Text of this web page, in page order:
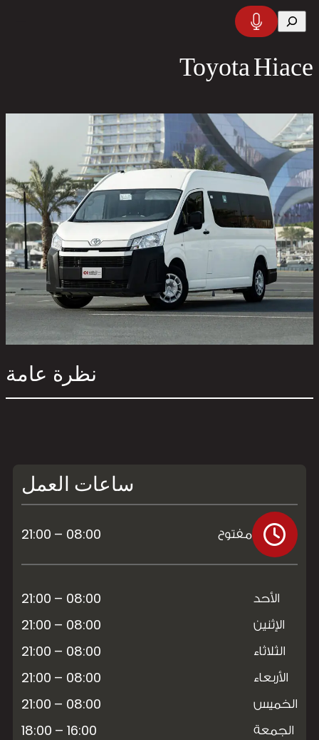
تخطى
إلى
البحث
Toyota Hiace
نظرة عامة
ساعات العمل
مفتوح 08:00 – 21:00
الأحد
الإثنين
الثلاثاء
الأربعاء
الخميس
الجمعة
08:00 – 21:00
08:00 – 21:00
08:00 – 21:00
08:00 – 21:00
08:00 – 21:00
16:00 – 18:00